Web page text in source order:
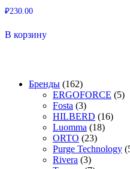
₽230.00
В корзину
Бренды 162162
товара
ERGOFORCE 55
Fosta 33
товара
HILBERD 1616
Luomma 1818
ORTO 2323
товара
Purge Technology
Rivera 33